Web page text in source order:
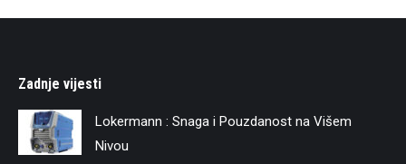
Zadnje vijesti
Lokermann : Snaga i Pouzdanost na Višem
Nivou